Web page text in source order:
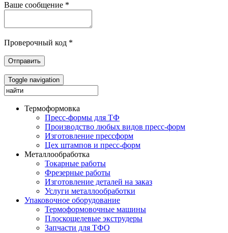
Ваше сообщение *
Проверочный код *
Отправить
Toggle navigation
Термоформовка
Пресс-формы для ТФ
Производство любых видов пресс-форм
Изготовление прессформ
Цех штампов и пресс-форм
Металлообработка
Токарные работы
Фрезерные работы
Изготовление деталей на заказ
Услуги металлообработки
Упаковочное оборудование
Термоформовочные машины
Плоскощелевые экструдеры
Запчасти для ТФО